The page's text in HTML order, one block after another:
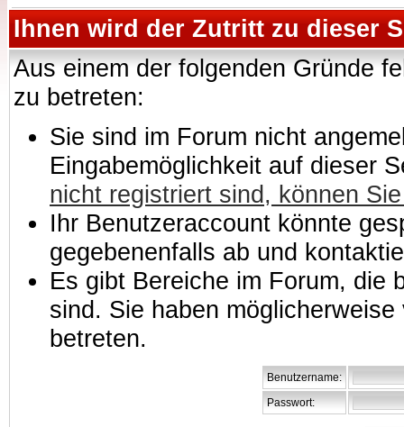
Ihnen wird der Zutritt zu dieser
Aus einem der folgenden Gründe
zu betreten:
Sie sind im Forum nicht
Eingabemöglichkeit auf dieser
nicht registriert sind, können
Ihr Benutzeraccount könnte
gegebenenfalls ab und
Es gibt Bereiche im Forum, die
sind. Sie haben
betreten.
Benutzername:
Passwort: